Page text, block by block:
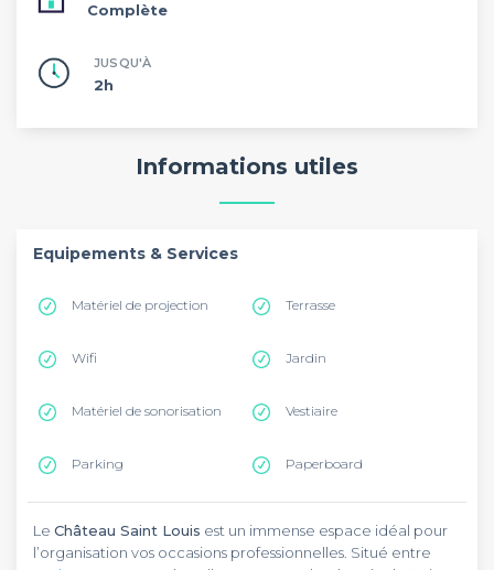
Complète
JUSQU'À
2h
Informations utiles
Equipements & Services
Matériel de projection Terrasse
Wifi Jardin
Matériel de sonorisation Vestiaire
Parking Paperboard
Le Château Saint Louis est un immense espace idéal pour
l’organisation vos occasions professionnelles. Situé entre